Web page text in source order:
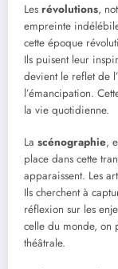
Les révolutions,
empreinte
cette époque
Ils puisent leur
devient le reflet de
l’émancipation.
la vie quotidienne.
La scénographie,
place dans cette
apparaissent. Les
Ils cherchent à
réflexion sur les
celle du monde, on
théâtrale.